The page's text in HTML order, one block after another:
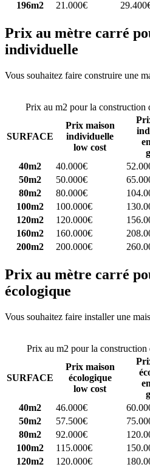
196m2
21.000€
Prix au mètre carré
individuelle
Vous souhaitez faire construire une
Prix au m2 pour la construction
SURFACE
Prix maison
individuelle
low cost
40m2
40.000€
50m2
50.000€
80m2
80.000€
100m2
100.000€
120m2
120.000€
160m2
160.000€
200m2
200.000€
Prix au mètre carré
écologique
Vous souhaitez faire installer une
Prix au m2 pour la construction
SURFACE
Prix maison
écologique
low cost
40m2
46.000€
50m2
57.500€
80m2
92.000€
100m2
115.000€
120m2
120.000€